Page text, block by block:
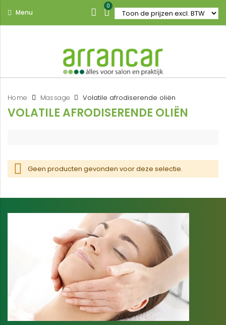
Menu
0
Home Massage Volatile afrodiserende oliën
VOLATILE AFRODISERENDE OLIËN
Geen producten gevonden voor deze selectie.